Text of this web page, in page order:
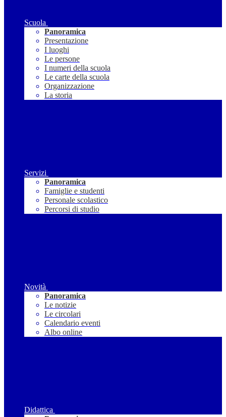
Scuola
Panoramica
Presentazione
I luoghi
Le persone
I numeri della scuola
Le carte della scuola
Organizzazione
La storia
Servizi
Panoramica
Famiglie e studenti
Personale scolastico
Percorsi di studio
Novità
Panoramica
Le notizie
Le circolari
Calendario eventi
Albo online
Didattica